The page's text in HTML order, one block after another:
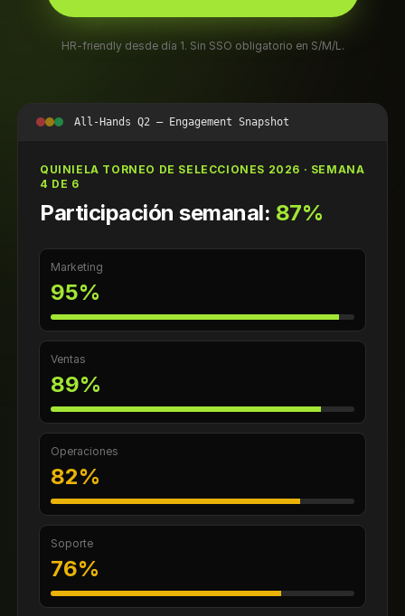
HR-friendly desde día 1. Sin SSO obligatorio en S/M/L.
All-Hands Q2 — Engagement Snapshot
QUINIELA TORNEO DE SELECCIONES 2026 · SEMANA
4 DE 6
Participación semanal: 87%
Marketing
95%
Ventas
89%
Operaciones
82%
Soporte
76%